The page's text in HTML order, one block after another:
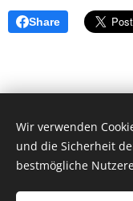
Share
Wir verwenden
und die Sicherheit
bestmögliche